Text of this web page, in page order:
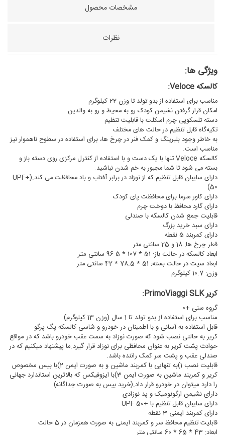
مشخصات محصول
نظرات
ویژگی ها:
کالسکه Veloce:
مناسب برای استفاده از بدو تولد تا وزن 22 کیلوگرم
امکان قرار گرفتن نشیمن کودک رو به محیط و رو به والدین
دسته تلسکوپی چرم اسکلت با قابلیت تنظیم
تکیه‌گاه قابل تنظیم در حالت های مختلف
به خاطر وجود بلبرینگ و کمک فنر در چرخ ها، برای استفاده در سطوح ناهموار نیز
مناسب است.
کالسکه Veloce تنها با یک دست و با استفاده از کنترل مرکزی روی دسته باز و
بسته می شود تا شما مجبور به خم شدن نباشید.
دارای سایبان قابل تنظیم که از نوزاد در برابر آفتاب و باد محافظت می کند.(+UPF
50)
دارای کاور سرما برای محافظت پای کودک
دارای گارد محافظ با دوخت چرم
قابلیت جمع شدن کالسکه با صندلی
دارای سبد خرید بزرگ
دارای کمربند 5 نقطه
قطر چرخ ها: 18 و 25 سانتی متر
ابعاد کالسکه در حالت باز: 51 * 107 * 96.5 سانتی متر
ابعاد سیت در حالت بسته: 51 * 78.5 * 42 سانتی متر
وزن: 10.7 کیلوگرم
کریر PrimoViaggi SLK :
گروه سنی +0
مناسب برای استفاده از بدو تولد تا 1 سال (وزن 13 کیلوگرم)
قابل استفاده به آسانی و با اطمینان در خودرو و شاسی کالسکه پگ پرگو
کریر به حالتی نصب شود که صورت نوزاد به سمت عقب خودرو باشد که در مواقع
حوادث پشت کریر به عنوان محافظی برای نوزاد قرار گیرد.ما پیشنهاد میکنیم که در
صندلی عقب و پشت سر کمک راننده باشد.
قابلیت نصب 1)به تنهایی با کمربند ماشین و به صورت ایمن 2)با بیس مخصوص
کریر و کمربند ماشین به صورت ایمن 3)با ایزوفیکس که بالاترین استاندارد جهانی
را دارد میتوان در خودرو قرار داد.(خرید بیس به صورت جداگانه)
دارای نشیمن ارگونومیک و پد نوزادی
دارای سایبان قابل تنظیم با +UPF 50
دارای کمربند ایمنی 3 نقطه
قابلیت تنظیم محافظ سر و کمربند ایمنی به صورت همزمان در 5 حالت
ابعاد: 43 * 65 * 60 سانتی متر